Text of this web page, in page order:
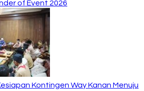
of Event 2026
Kontingen Way Kanan Menuju